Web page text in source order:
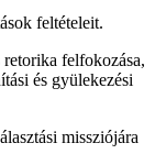
feltételeit.
felfokozása,
és gyülekezési
missziójára